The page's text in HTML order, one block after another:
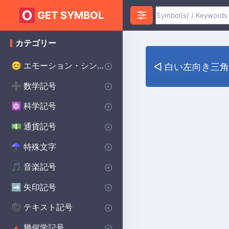
GET SYMBOL
◅ 白い左向き三
カテゴリー
😊 エモーション・シンボル
♥ ハートのシンボル
❤️ 愛のシンボル
😡 怒りのシンボル
😰 不安のシンボル
😀 ハッピーシンボル
😰 悲しいシンボル
😲 サプライズシンボル
😨 恐怖のシンボル
😊 スマイリーシンボル
💌 誓いのシンボル
🔴 幸運のシンボル
➕ 数学記号
♾️ インフィニティ・シンボル
∑ 代数記号
⌀ 幾何学記号
π 円周率記号
Δ デルタ記号
√ 平方根記号
α アルファシンボル
> より大きい記号
< より小さい記号
Σ シグマシンボル
± プラスマイナス記号
÷ 除算記号
λ ラムダ記号
P(A)統計記号
∑ 合計記号
⚛️ 科学記号
Ac 化学記号
β 物理記号
Θ シータ記号
° 度記号
Ω オメガシンボル
⚯ 生物学の記号
💵 通貨記号
$ 世界の主要通貨
¢ セント記号
£ ポンド通貨記号
¥ 日本円 通貨記号
☂︎ 特殊文字
: 句読点
⚜ 装飾的なシンボル
• ドット記号
☮️ プリンスシンボル
⚔️ ベルセルクのシンボル
⚔️ バイキングのシンボル
🔨 溶接記号
🏫 学校のシンボル
⭐ スター・ウォーズのシンボル
ॐ ヒンドゥー教のシンボル
☯️ 異教のシンボル
🎵 音楽記号
♩ 備考 記号
♯ 記号
🎵 休符記号
🎼 音楽記号を繰り返す
➡️ 矢印記号
➡️ 方向矢印
↓ 下矢印記号
→ 右矢印記号
↑ 上矢印記号
^ キャレット矢印記号
©️ テキスト記号
©️ 著作権シンボル
♀ 女性のシンボル
❤️ 美的シンボル
♂ 男性のシンボル
🦇 バットマンのシンボル
Ⓐ 無政府主義のシンボル
✝️ 十字のシンボル
¶ 段落記号
🚗 車のシンボル
🧩 自閉症のシンボル
☘️ ケルトのシンボル
🍽️ 食器洗い機の記号
🔮 ハリー・ポッターのシンボル
🔨 北欧のシンボル
🐉 保護シンボル